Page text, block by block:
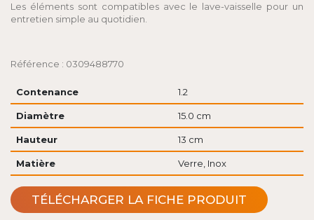
Les éléments sont compatibles avec le lave-vaisselle pour un
entretien simple au quotidien.
Référence : 0309488770
Contenance 1.2
Diamètre 15.0 cm
Hauteur 13 cm
Matière Verre, Inox
TÉLÉCHARGER LA FICHE PRODUIT